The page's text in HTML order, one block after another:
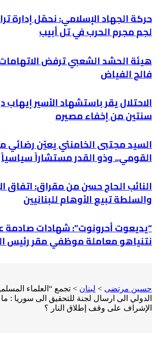
حركة الجهاد الإسلامي: نحمّل إدارة
لجم مجرم الحرب في تل أبيب
هيئة الحشد الشعبي ترفض
فالح الفياض
الاحتلال يقر باستشهاد الأسير
سنتين من إخفاء مصيره
السيد مجتبى الخامنئي يعيّن رضائي
القومي.. وذو القدر مستشاراً سياسياً
النائب الحاج حسن من مقراق: اتفاق
والسلطة تبيع الأوهام للبنانيين
“يديعوت أحرونوت”: شهادات صادمة
نتنياهو معاملة موظفي مقر رئيس
حسين مرتضى > لبنان > تجمع “العلماء
الدولي الى ارسال لجنة للتحقيق الى سوريا :
الإشراف على وقف إطلاق النار ؟